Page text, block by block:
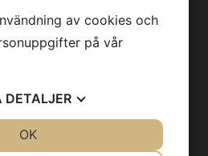
av cookies och
på vår
DETALJER
OK